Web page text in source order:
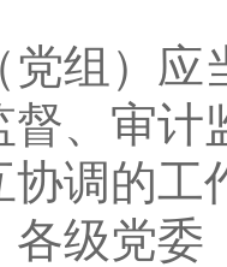
）应
督、审计
调的工
党委（